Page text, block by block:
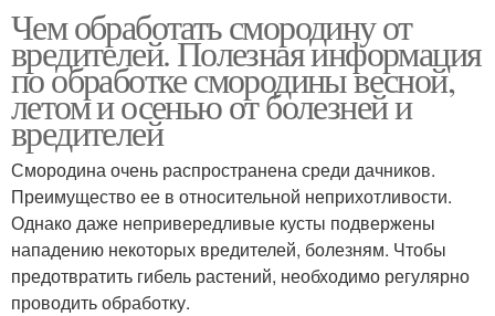
Чем обработать смородину от
вредителей. Полезная информация
по обработке смородины весной,
летом и осенью от болезней и
вредителей
Смородина очень распространена среди дачников.
Преимущество ее в относительной неприхотливости.
Однако даже непривередливые кусты подвержены
нападению некоторых вредителей, болезням. Чтобы
предотвратить гибель растений, необходимо регулярно
проводить обработку.